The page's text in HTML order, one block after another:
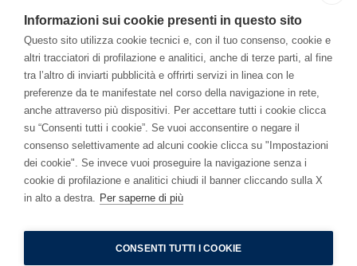
statement
Informazioni sui cookie presenti in questo sito
Questo sito utilizza cookie tecnici e, con il tuo consenso, cookie e
altri tracciatori di profilazione e analitici, anche di terze parti, al fine
tra l’altro di inviarti pubblicità e offrirti servizi in linea con le
preferenze da te manifestate nel corso della navigazione in rete,
anche attraverso più dispositivi. Per accettare tutti i cookie clicca
su “Consenti tutti i cookie”. Se vuoi acconsentire o negare il
consenso selettivamente ad alcuni cookie clicca su "Impostazioni
dei cookie". Se invece vuoi proseguire la navigazione senza i
cookie di profilazione e analitici chiudi il banner cliccando sulla X
in alto a destra. Per saperne di più
CONSENTI TUTTI I COOKIE